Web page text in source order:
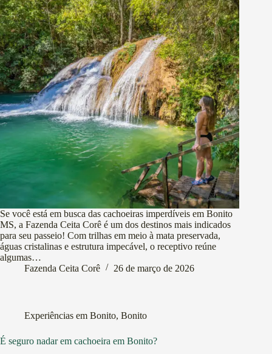
Se você está em busca das cachoeiras imperdíveis em Bonito
MS, a Fazenda Ceita Corê é um dos destinos mais indicados
para seu passeio! Com trilhas em meio à mata preservada,
águas cristalinas e estrutura impecável, o receptivo reúne
algumas…
Fazenda Ceita Corê
26 de março de 2026
Experiências em Bonito, Bonito
É seguro nadar em cachoeira em Bonito?